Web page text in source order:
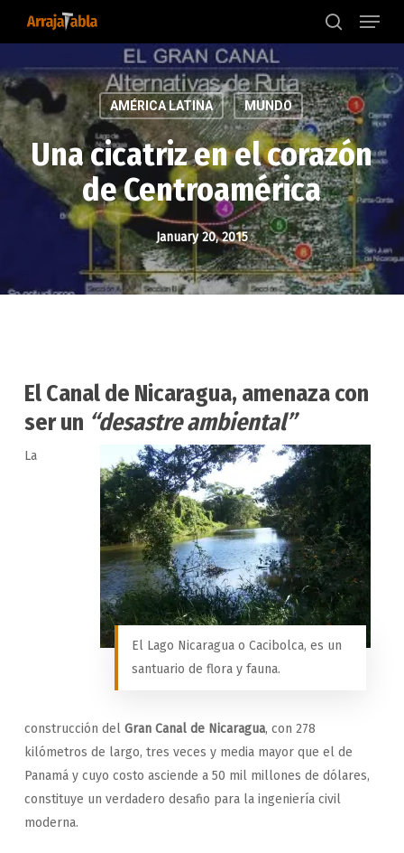
content
search
Menu
AMÉRICA LATINA MUNDO
Una cicatriz en el corazón
de Centroamérica
January 20, 2015
El Canal de Nicaragua, amenaza con
ser un “desastre ambiental”
El Lago Nicaragua o Cacibolca, es un
santuario de flora y fauna.
La
construcción delGran Canal de Nicaragua, con 278
kilómetros de largo, tres veces y media mayor que el de
Panamá y cuyo costo asciende a 50 mil millones de dólares,
constituye un verdadero desafio para la ingeniería civil
moderna.